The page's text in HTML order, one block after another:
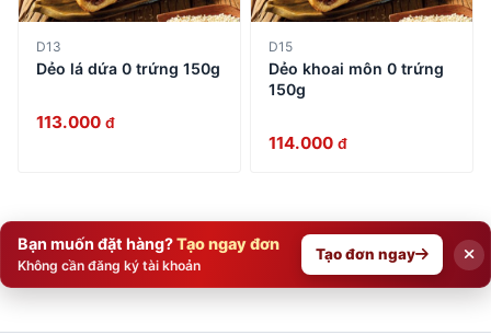
D13
Dẻo lá dứa 0 trứng 150g
113.000 đ
D15
Dẻo khoai môn 0 trứng
150g
114.000 đ
Bạn muốn đặt hàng?Tạo ngay đơn
Không cần đăng ký tài khoản
Tạo đơn ngay